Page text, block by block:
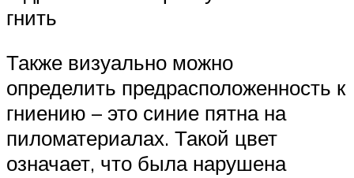
гнить
Также визуально можно
определить предрасположенность к
гниению – это синие пятна на
пиломатериалах. Такой цвет
означает, что была нарушена